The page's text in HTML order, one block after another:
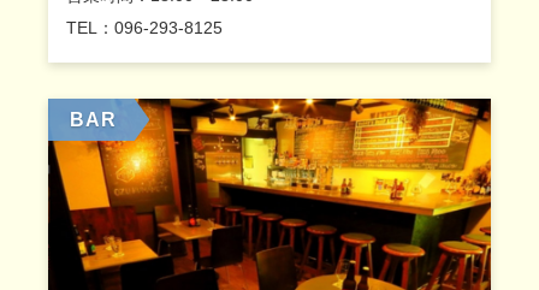
TEL：096-293-8125
BAR